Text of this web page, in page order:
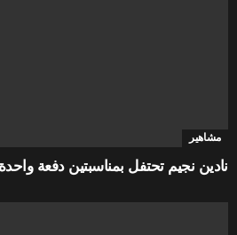
مشاهير
نادين نجيم تحتفل بمناسبتين دفعة واحدة